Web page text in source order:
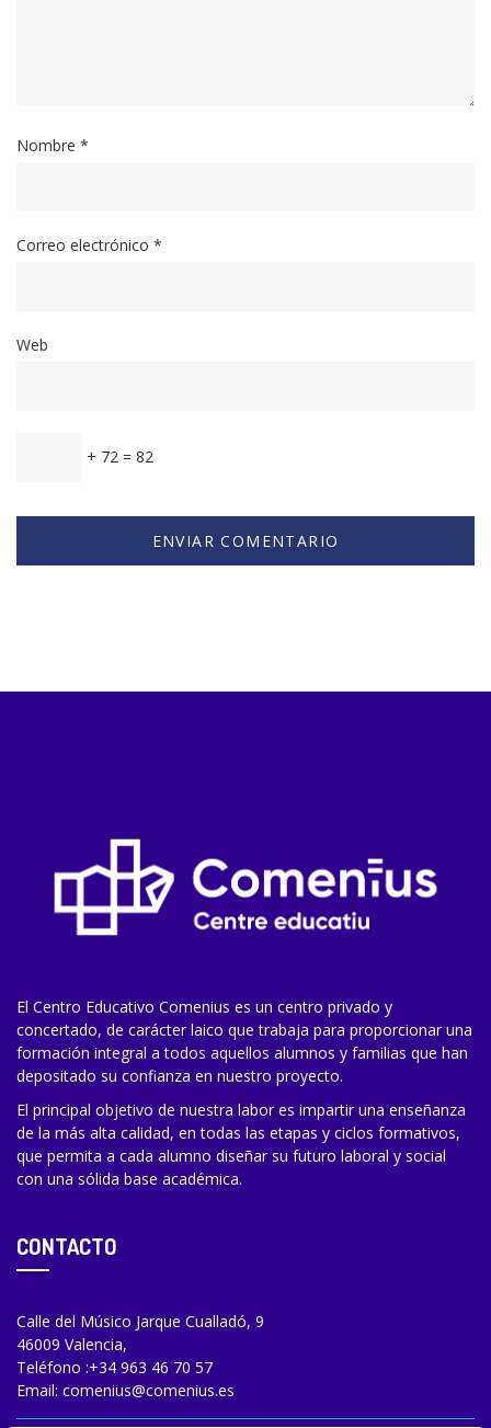
Nombre *
Correo electrónico *
Web
+ 72 = 82
El Centro Educativo Comenius es un centro privado y
concertado, de carácter laico que trabaja para proporcionar una
formación integral a todos aquellos alumnos y familias que han
depositado su confianza en nuestro proyecto.
El principal objetivo de nuestra labor es impartir una enseñanza
de la más alta calidad, en todas las etapas y ciclos formativos,
que permita a cada alumno diseñar su futuro laboral y social
con una sólida base académica.
CONTACTO
Calle del Músico Jarque Cualladó, 9
46009 Valencia,
Teléfono :+34 963 46 70 57
Email: comenius@comenius.es